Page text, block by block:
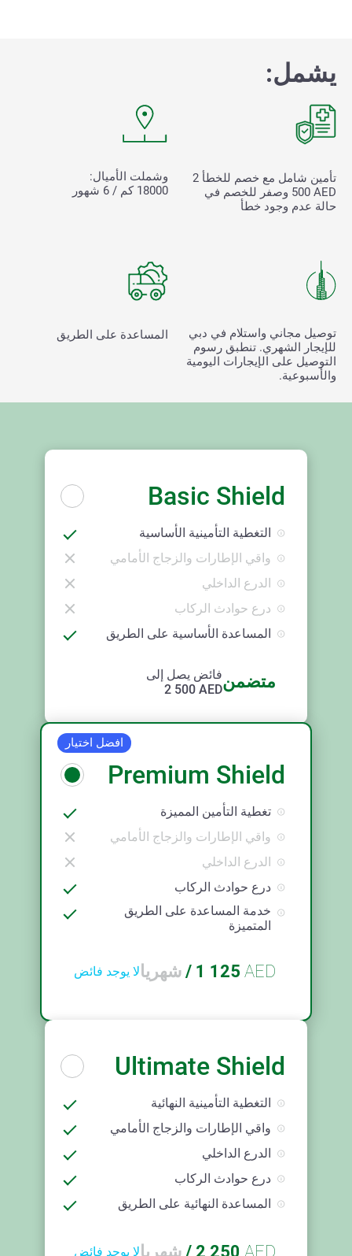
يشمل:
تأمين شامل مع خصم للخطأ 2
500 AED وصفر للخصم في
حالة عدم وجود خطأ
وشملت الأميال:
18000 كم / 6 شهور
توصيل مجاني واستلام في دبي
للإيجار الشهري. تنطبق رسوم
التوصيل على الإيجارات اليومية
والأسبوعية.
المساعدة على الطريق
Basic Shield
التغطية التأمينية الأساسية
واقي الإطارات والزجاج الأمامي
الدرع الداخلي
درع حوادث الركاب
المساعدة الأساسية على الطريق
متضمنفائض يصل إلى
2 500 AED
افضل اختيار
Premium Shield
تغطية التأمين المميزة
واقي الإطارات والزجاج الأمامي
الدرع الداخلي
درع حوادث الركاب
خدمة المساعدة على الطريق
المتميزة
AED
1 125
/ شهريالا يوجد فائض
Ultimate Shield
التغطية التأمينية النهائية
واقي الإطارات والزجاج الأمامي
الدرع الداخلي
درع حوادث الركاب
المساعدة النهائية على الطريق
AED
2 250
/ شهريا لا يوجد فائض